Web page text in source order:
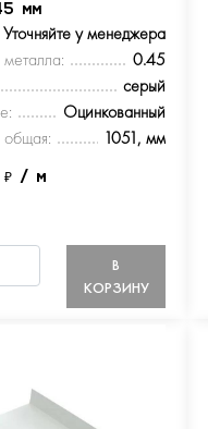
мм
Уточняйте у менеджера
0.45
серый
Оцинкованный
1051, мм
₽/ м
В
КОРЗИНУ